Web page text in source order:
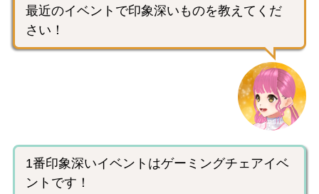
最近のイベントで印象深いものを教えてくだ
さい！
1番印象深いイベントはゲーミングチェアイベ
ントです！